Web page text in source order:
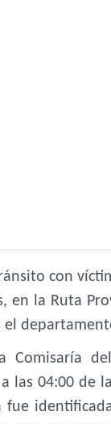
con
en la Ruta
el
Comisaría
las 04:00 de
fue